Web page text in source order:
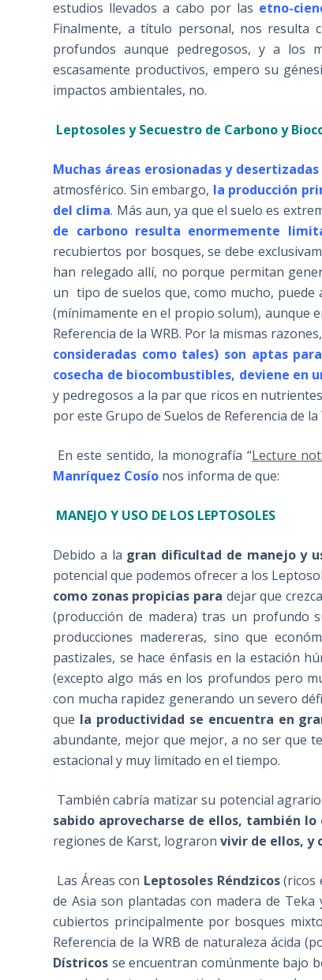
estudios llevados a cabo por las etno-
Finalmente, a título personal, nos resulta
profundos aunque pedregosos, y a los
escasamente productivos, empero su
impactos ambientales, no.
Leptosoles y Secuestro de Carbono y
Muchas áreas erosionadas y
atmosférico. Sin embargo, la producción
del clima. Más aun, ya que el suelo es
de carbono resulta enormemente
recubiertos por bosques, se debe
han relegado allí, no porque permitan
un tipo de suelos que, como mucho,
(mínimamente en el propio solum), aunque
Referencia de la WRB. Por la mismas razones,
consideradas como tales) son aptas para
cosecha de biocombustibles, deviene en
y pedregosos a la par que ricos en
por este Grupo de Suelos de Referencia de
En este sentido, la monografía “Lecture
Manríquez Cosío nos informa de que:
MANEJO Y USO DE LOS LEPTOSOLES
Debido a la gran dificultad de manejo y
potencial que podemos ofrecer a los
como zonas propicias para dejar que
(producción de madera) tras un profundo
producciones madereras, sino que
pastizales, se hace énfasis en la estación
(excepto algo más en los profundos pero
con mucha rapidez generando un severo
que la productividad se encuentra en
abundante, mejor que mejor, a no ser que
estacional y muy limitado en el tiempo.
También cabría matizar su potencial agrario.
sabido aprovecharse de ellos, también
regiones de Karst, lograronvivir de ellos, y
Las Áreas con Leptosoles Réndzicos(ricos
de Asia son plantadas con madera de
cubiertos principalmente por bosques
Referencia de la WRB de naturaleza ácida
Dístricos se encuentran comúnmente bajo